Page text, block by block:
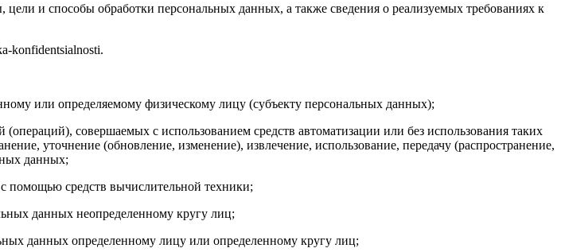
и способы обработки персональных данных, а также сведения о реализуемых требованиях к
konfidentsialnosti.
или определяемому физическому лицу (субъекту персональных данных);
совершаемых с использованием средств автоматизации или без использования таких
уточнение (обновление, изменение), извлечение, использование, передачу (распространение,
данных;
помощью средств вычислительной техники;
данных неопределенному кругу лиц;
данных определенному лицу или определенному кругу лиц;